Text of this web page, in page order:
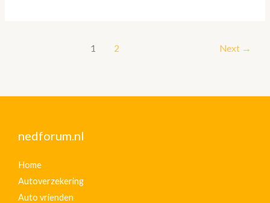
1 2 Next →
nedforum.nl
Home
Autoverzekering
Auto vrienden